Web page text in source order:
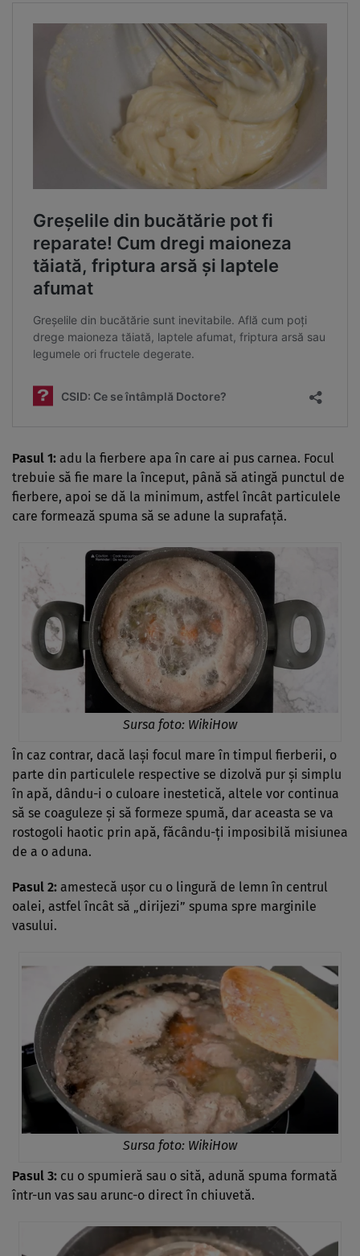
Pasul 1: adu la fierbere apa în care ai pus carnea. Focul
trebuie să fie mare la început, până să atingă punctul de
fierbere, apoi se dă la minimum, astfel încât particulele
care formează spuma să se adune la suprafață.
Sursa foto: WikiHow
În caz contrar, dacă lași focul mare în timpul fierberii, o
parte din particulele respective se dizolvă pur și simplu
în apă, dându-i o culoare inestetică, altele vor continua
să se coaguleze și să formeze spumă, dar aceasta se va
rostogoli haotic prin apă, făcându-ți imposibilă misiunea
de a o aduna.
Pasul 2: amestecă ușor cu o lingură de lemn în centrul
oalei, astfel încât să „dirijezi” spuma spre marginile
vasului.
Sursa foto: WikiHow
Pasul 3: cu o spumieră sau o sită, adună spuma formată
într-un vas sau arunc-o direct în chiuvetă.